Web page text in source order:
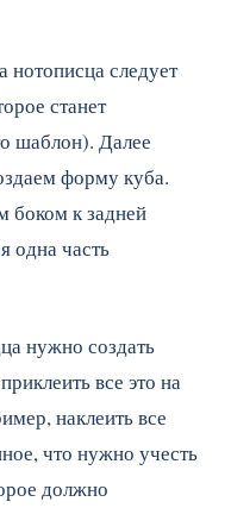
нотописца следует
станет
шаблон). Далее
форму куба.
боком к задней
одна часть
нужно создать
все это на
наклеить все
что нужно учесть
должно